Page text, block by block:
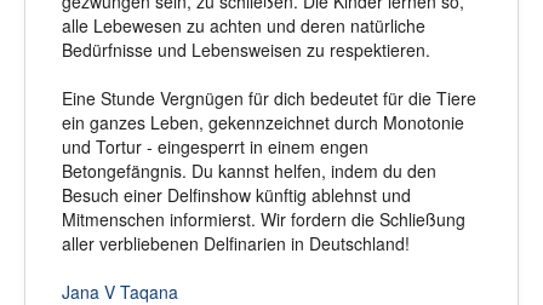
alle Lebewesen zu achten und deren natürliche
Bedürfnisse und Lebensweisen zu respektieren.
Eine Stunde Vergnügen für dich bedeutet für die Tiere
ein ganzes Leben, gekennzeichnet durch Monotonie
und Tortur - eingesperrt in einem engen
Betongefängnis. Du kannst helfen, indem du den
Besuch einer Delfinshow künftig ablehnst und
Mitmenschen informierst. Wir fordern die Schließung
aller verbliebenen Delfinarien in Deutschland!
Jana V Taqana